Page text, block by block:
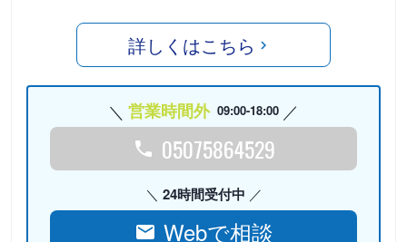
詳しくはこちら
営業時間外 09:00-18:00
05075864529
24時間受付中
Webで相談